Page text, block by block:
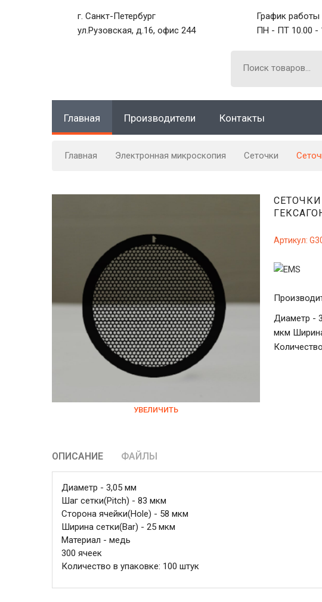
г. Санкт-Петербург
ул.Рузовская, д.16, офис 244
График работы
ПН - ПТ 10.00 -
Главная Производители Контакты
Главная Электронная микроскопия Сеточки
УВЕЛИЧИТЬ
Артикул:
Диаметр -
мкм
ОПИСАНИЕ ФАЙЛЫ
Диаметр - 3,05 мм
Шаг сетки(Pitch) - 83 мкм
Сторона ячейки(Hole) - 58 мкм
Ширина сетки(Bar) - 25 мкм
Материал - медь
300 ячеек
Количество в упаковке: 100 штук